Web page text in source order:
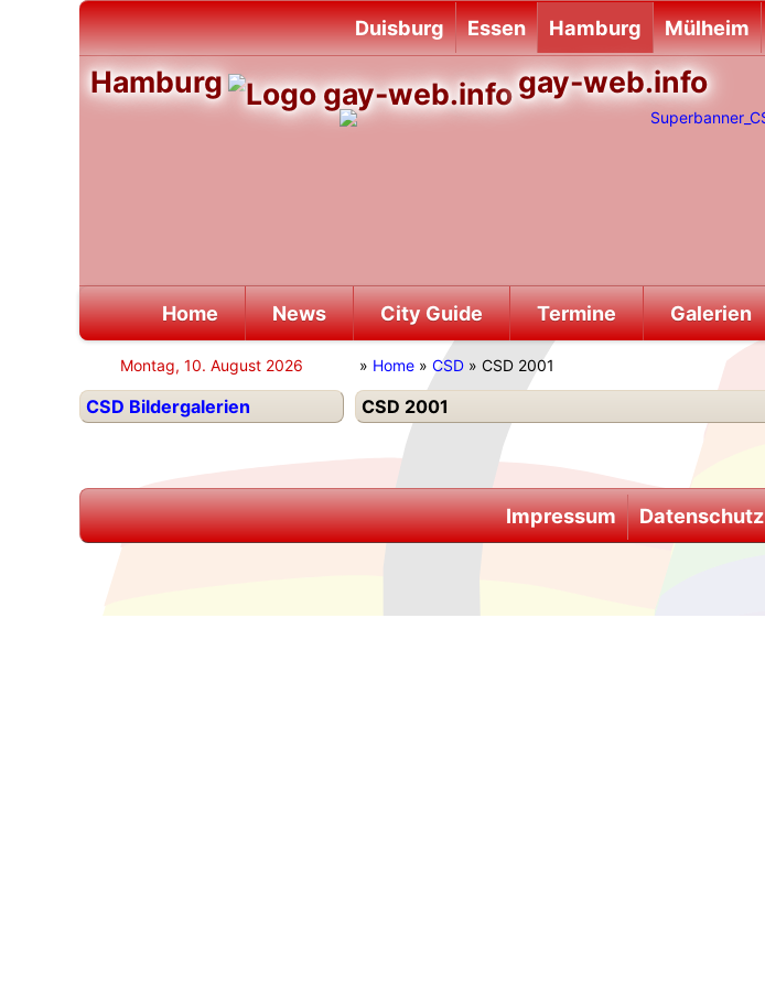
Duisburg Essen Hamburg Mülheim
Hamburg gay-web.info
Home News City Guide Termine Galerien
Montag, 10. August 2026
CSD Bildergalerien
» Home » CSD » CSD 2001
CSD 2001
Impressum Datenschutz